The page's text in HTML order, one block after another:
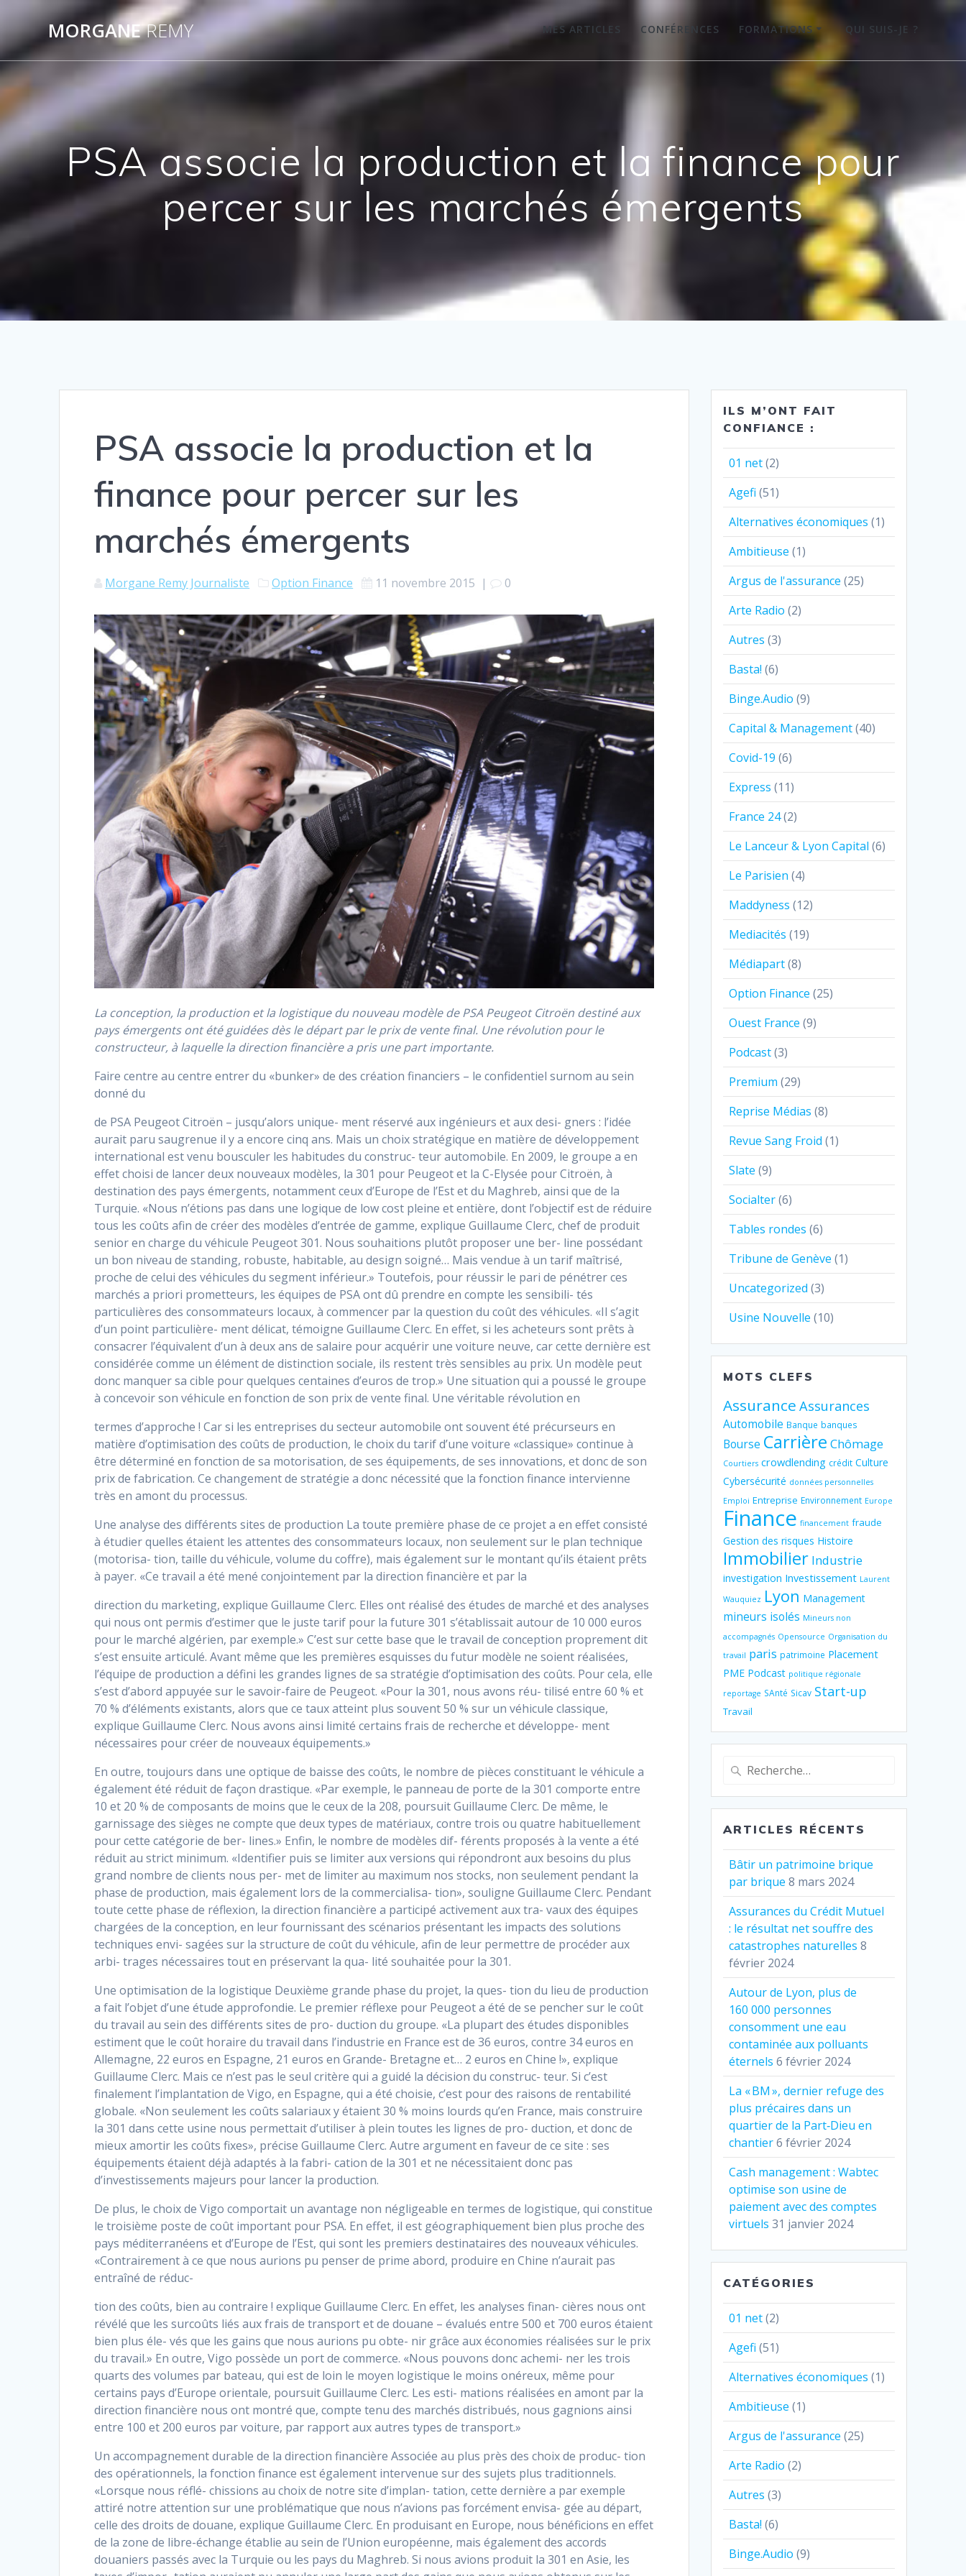
contenu
MORGANEREMY MES ARTICLES CONFÉRENCES FORMATIONS QUI SUIS-JE ?
PSA associe la production et la finance pour
percer sur les marchés émergents
PSA associe la production et la
finance pour percer sur les
marchés émergents
Morgane Remy Journaliste Option Finance 11 novembre 2015 | 0
La conception, la production et la logistique du nouveau modèle de PSA Peugeot Citroën destiné aux
pays émergents ont été guidées dès le départ par le prix de vente final. Une révolution pour le
constructeur, à laquelle la direction financière a pris une part importante.
Faire centre au centre entrer du «bunker» de des création financiers – le confidentiel surnom au sein
donné du
de PSA Peugeot Citroën – jusqu’alors unique- ment réservé aux ingénieurs et aux desi- gners : l’idée
aurait paru saugrenue il y a encore cinq ans. Mais un choix stratégique en matière de développement
international est venu bousculer les habitudes du construc- teur automobile. En 2009, le groupe a en
effet choisi de lancer deux nouveaux modèles, la 301 pour Peugeot et la C-Elysée pour Citroën, à
destination des pays émergents, notamment ceux d’Europe de l’Est et du Maghreb, ainsi que de la
Turquie. «Nous n’étions pas dans une logique de low cost pleine et entière, dont l’objectif est de réduire
tous les coûts afin de créer des modèles d’entrée de gamme, explique Guillaume Clerc, chef de produit
senior en charge du véhicule Peugeot 301. Nous souhaitions plutôt proposer une ber- line possédant
un bon niveau de standing, robuste, habitable, au design soigné… Mais vendue à un tarif maîtrisé,
proche de celui des véhicules du segment inférieur.» Toutefois, pour réussir le pari de pénétrer ces
marchés a priori prometteurs, les équipes de PSA ont dû prendre en compte les sensibili- tés
particulières des consommateurs locaux, à commencer par la question du coût des véhicules. «Il s’agit
d’un point particulière- ment délicat, témoigne Guillaume Clerc. En effet, si les acheteurs sont prêts à
consacrer l’équivalent d’un à deux ans de salaire pour acquérir une voiture neuve, car cette dernière est
considérée comme un élément de distinction sociale, ils restent très sensibles au prix. Un modèle peut
donc manquer sa cible pour quelques centaines d’euros de trop.» Une situation qui a poussé le groupe
à concevoir son véhicule en fonction de son prix de vente final. Une véritable révolution en
termes d’approche ! Car si les entreprises du secteur automobile ont souvent été précurseurs en
matière d’optimisation des coûts de production, le choix du tarif d’une voiture «classique» continue à
être déterminé en fonction de sa motorisation, de ses équipements, de ses innovations, et donc de son
prix de fabrication. Ce changement de stratégie a donc nécessité que la fonction finance intervienne
très en amont du processus.
Une analyse des différents sites de production La toute première phase de ce projet a en effet consisté
à étudier quelles étaient les attentes des consommateurs locaux, non seulement sur le plan technique
(motorisa- tion, taille du véhicule, volume du coffre), mais également sur le montant qu’ils étaient prêts
à payer. «Ce travail a été mené conjointement par la direction financière et par la
direction du marketing, explique Guillaume Clerc. Elles ont réalisé des études de marché et des analyses
qui nous ont permis d’estimer que le juste tarif pour la future 301 s’établissait autour de 10 000 euros
pour le marché algérien, par exemple.» C’est sur cette base que le travail de conception proprement dit
s’est ensuite articulé. Avant même que les premières esquisses du futur modèle ne soient réalisées,
l’équipe de production a défini les grandes lignes de sa stratégie d’optimisation des coûts. Pour cela, elle
s’est d’abord appuyée sur le savoir-faire de Peugeot. «Pour la 301, nous avons réu- tilisé entre 60 % et
70 % d’éléments existants, alors que ce taux atteint plus souvent 50 % sur un véhicule classique,
explique Guillaume Clerc. Nous avons ainsi limité certains frais de recherche et développe- ment
nécessaires pour créer de nouveaux équipements.»
En outre, toujours dans une optique de baisse des coûts, le nombre de pièces constituant le véhicule a
également été réduit de façon drastique. «Par exemple, le panneau de porte de la 301 comporte entre
10 et 20 % de composants de moins que le ceux de la 208, poursuit Guillaume Clerc. De même, le
garnissage des sièges ne compte que deux types de matériaux, contre trois ou quatre habituellement
pour cette catégorie de ber- lines.» Enfin, le nombre de modèles dif- férents proposés à la vente a été
réduit au strict minimum. «Identifier puis se limiter aux versions qui répondront aux besoins du plus
grand nombre de clients nous per- met de limiter au maximum nos stocks, non seulement pendant la
phase de production, mais également lors de la commercialisa- tion», souligne Guillaume Clerc. Pendant
toute cette phase de réflexion, la direction financière a participé activement aux tra- vaux des équipes
chargées de la conception, en leur fournissant des scénarios présentant les impacts des solutions
techniques envi- sagées sur la structure de coût du véhicule, afin de leur permettre de procéder aux
arbi- trages nécessaires tout en préservant la qua- lité souhaitée pour la 301.
Une optimisation de la logistique Deuxième grande phase du projet, la ques- tion du lieu de production
a fait l’objet d’une étude approfondie. Le premier réflexe pour Peugeot a été de se pencher sur le coût
du travail au sein des différents sites de pro- duction du groupe. «La plupart des études disponibles
estiment que le coût horaire du travail dans l’industrie en France est de 36 euros, contre 34 euros en
Allemagne, 22 euros en Espagne, 21 euros en Grande- Bretagne et… 2 euros en Chine !», explique
Guillaume Clerc. Mais ce n’est pas le seul critère qui a guidé la décision du construc- teur. Si c’est
finalement l’implantation de Vigo, en Espagne, qui a été choisie, c’est pour des raisons de rentabilité
globale. «Non seulement les coûts salariaux y étaient 30 % moins lourds qu’en France, mais construire
la 301 dans cette usine nous permettait d’utiliser à plein toutes les lignes de pro- duction, et donc de
mieux amortir les coûts fixes», précise Guillaume Clerc. Autre argument en faveur de ce site : ses
équipements étaient déjà adaptés à la fabri- cation de la 301 et ne nécessitaient donc pas
d’investissements majeurs pour lancer la production.
De plus, le choix de Vigo comportait un avantage non négligeable en termes de logistique, qui constitue
le troisième poste de coût important pour PSA. En effet, il est géographiquement bien plus proche des
pays méditerranéens et d’Europe de l’Est, qui sont les premiers destinataires des nouveaux véhicules.
«Contrairement à ce que nous aurions pu penser de prime abord, produire en Chine n’aurait pas
entraîné de réduc-
tion des coûts, bien au contraire ! explique Guillaume Clerc. En effet, les analyses finan- cières nous ont
révélé que les surcoûts liés aux frais de transport et de douane – évalués entre 500 et 700 euros étaient
bien plus éle- vés que les gains que nous aurions pu obte- nir grâce aux économies réalisées sur le prix
du travail.» En outre, Vigo possède un port de commerce. «Nous pouvons donc achemi- ner les trois
quarts des volumes par bateau, qui est de loin le moyen logistique le moins onéreux, même pour
certains pays d’Europe orientale, poursuit Guillaume Clerc. Les esti- mations réalisées en amont par la
direction financière nous ont montré que, compte tenu des marchés distribués, nous gagnions ainsi
entre 100 et 200 euros par voiture, par rapport aux autres types de transport.»
Un accompagnement durable de la direction financière Associée au plus près des choix de produc- tion
des opérationnels, la fonction finance est également intervenue sur des sujets plus traditionnels.
«Lorsque nous réflé- chissions au choix de notre site d’implan- tation, cette dernière a par exemple
attiré notre attention sur une problématique que nous n’avions pas forcément envisa- gée au départ,
celle des droits de douane, explique Guillaume Clerc. En produisant en Europe, nous bénéficions en effet
de la zone de libre-échange établie au sein de l’Union européenne, mais également des accords
douaniers passés avec la Turquie ou les pays du Maghreb. Si nous avions produit la 301 en Asie, les
ILS M’ONT FAIT
CONFIANCE :
01 net(2)
Agefi (51)
Alternatives économiques (1)
Ambitieuse (1)
Argus de l'assurance (25)
Arte Radio (2)
Autres (3)
Basta! (6)
Binge.Audio (9)
Capital & Management(40)
Covid-19 (6)
Express (11)
France 24(2)
Le Lanceur & Lyon Capital (6)
Le Parisien (4)
Maddyness (12)
Mediacités (19)
Médiapart(8)
Option Finance (25)
Ouest France (9)
Podcast(3)
Premium (29)
Reprise Médias (8)
Revue Sang Froid (1)
Slate (9)
Socialter(6)
Tables rondes (6)
Tribune de Genève (1)
Uncategorized (3)
Usine Nouvelle (10)
MOTS CLEFS
Assurance Assurances
Automobile Banque banques
Bourse Carrière Chômage
Courtiers crowdlending crédit Culture
Cybersécurité données personnelles
Emploi Entreprise Environnement Europe
Finance financement fraude
Gestion des risques Histoire
Immobilier Industrie
investigation Investissement Laurent
Wauquiez Lyon Management
mineurs isolés Mineurs non
accompagnés Opensource Organisation du
travail paris patrimoine Placement
PME Podcast politique régionale
reportage SAnté Sicav Start-up
Travail
Recherche
:
ARTICLES RÉCENTS
Bâtir un patrimoine brique
par brique 8 mars 2024
Assurances du Crédit Mutuel
: le résultat net souffre des
catastrophes naturelles 8
février 2024
Autour de Lyon, plus de
160 000 personnes
consomment une eau
contaminée aux polluants
éternels 6 février 2024
La « BM », dernier refuge des
plus précaires dans un
quartier de la Part‐Dieu en
chantier6 février 2024
Cash management : Wabtec
optimise son usine de
paiement avec des comptes
virtuels 31 janvier 2024
CATÉGORIES
01 net(2)
Agefi (51)
Alternatives économiques (1)
Ambitieuse (1)
Argus de l'assurance (25)
Arte Radio (2)
Autres (3)
Basta! (6)
Binge.Audio (9)